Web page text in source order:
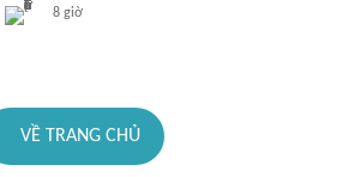
8 giờ
VỀ TRANG CHỦ